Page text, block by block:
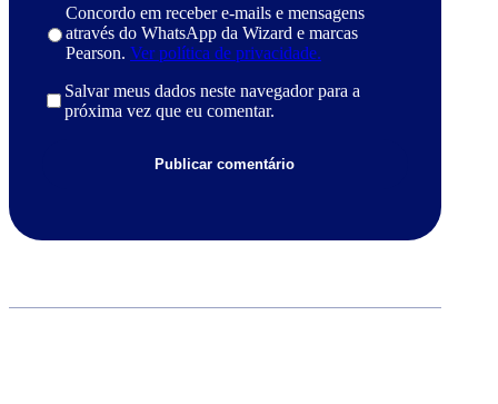
Concordo em receber e-mails e mensagens
através do WhatsApp da Wizard e marcas
Pearson. Ver política de privacidade.
Salvar meus dados neste navegador para a
próxima vez que eu comentar.